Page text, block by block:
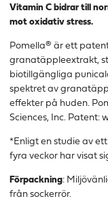
Vitamin C bidrar till
mot oxidativ stress.
Pomella® är ett
granatäppleextrakt,
biotillgängliga
spektret av
effekter på huden.
Sciences, Inc. Patent:
*Enligt en studie av
fyra veckor har visat
Förpackning:
från sockerrör.